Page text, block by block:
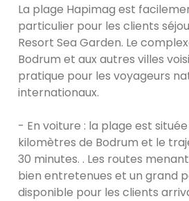
La plage Hapimag est
particulier pour les clients
Resort Sea Garden. Le
Bodrum et aux autres villes
pratique pour les voyageurs
internationaux.
- En voiture : la plage est
kilomètres de Bodrum et le
30 minutes. . Les routes
bien entretenues et un grand
disponible pour les clients